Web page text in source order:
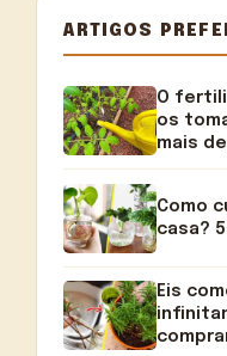
ARTIGOS
O
os
mais
Como
casa?
Eis